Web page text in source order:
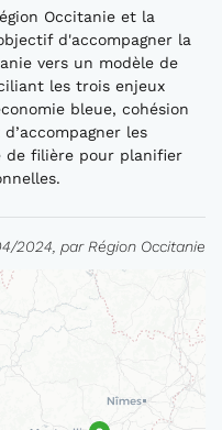
Occitanie et la
d'accompagner la
vers un modèle de
les trois enjeux
bleue, cohésion
les
de filière pour planifier
2024, par Région Occitanie